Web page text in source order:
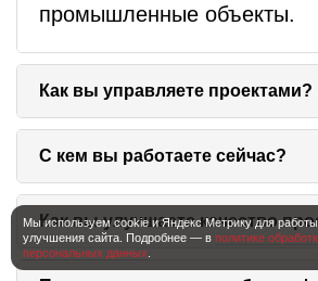
промышленные объекты.
Как вы управляете проектами?
Мы определяем цели и
учитываем объем работ,
сроки. Наша компания
Технический заказчик,
С кем вы работаете сейчас?
Мы строим объекты для
компаний, а также возводим
Как вы улучшаете качество
Мы используем cookie и Яндекс Метрику для
улучшения сайта. Подробнее — в политике
персональных данных